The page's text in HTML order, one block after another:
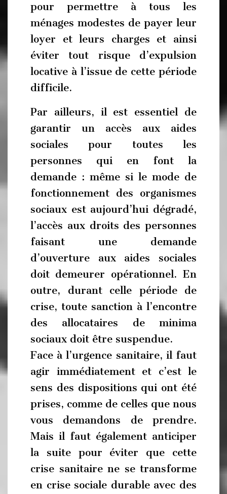
pour permettre à tous les
ménages modestes de payer leur
loyer et leurs charges et ainsi
éviter tout risque d’expulsion
locative à l’issue de cette période
difficile.
Par ailleurs, il est essentiel de
garantir un accès aux aides
sociales pour toutes les
personnes qui en font la
demande : même si le mode de
fonctionnement des organismes
sociaux est aujourd’hui dégradé,
l’accès aux droits des personnes
faisant une demande
d’ouverture aux aides sociales
doit demeurer opérationnel. En
outre, durant celle période de
crise, toute sanction à l’encontre
des allocataires de minima
sociaux doit être suspendue.
Face à l’urgence sanitaire, il faut
agir immédiatement et c’est le
sens des dispositions qui ont été
prises, comme de celles que nous
vous demandons de prendre.
Mais il faut également anticiper
la suite pour éviter que cette
crise sanitaire ne se transforme
en crise sociale durable avec des